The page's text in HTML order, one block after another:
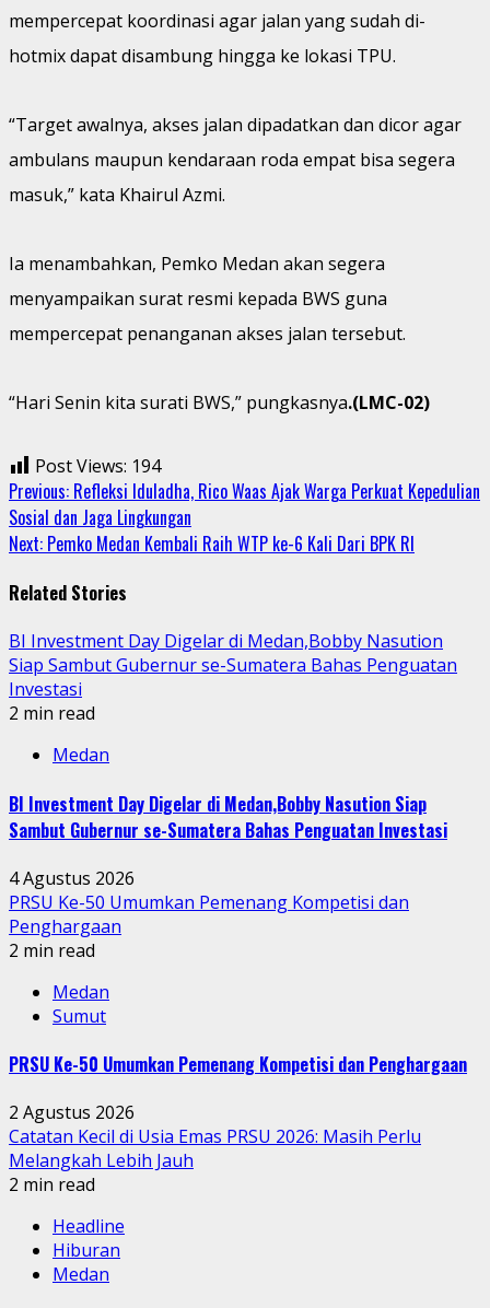
mempercepat koordinasi agar jalan yang sudah di-
hotmix dapat disambung hingga ke lokasi TPU.
“Target awalnya, akses jalan dipadatkan dan dicor agar
ambulans maupun kendaraan roda empat bisa segera
masuk,” kata Khairul Azmi.
Ia menambahkan, Pemko Medan akan segera
menyampaikan surat resmi kepada BWS guna
mempercepat penanganan akses jalan tersebut.
“Hari Senin kita surati BWS,” pungkasnya.(LMC-02)
Post Views: 194
Continue
Reading
Previous: Refleksi Iduladha, Rico Waas Ajak Warga Perkuat Kepedulian
Sosial dan Jaga Lingkungan
Next: Pemko Medan Kembali Raih WTP ke-6 Kali Dari BPK RI
Related Stories
BI Investment Day Digelar di Medan,Bobby Nasution
Siap Sambut Gubernur se-Sumatera Bahas Penguatan
Investasi
2 min read
Medan
BI Investment Day Digelar di Medan,Bobby Nasution Siap
Sambut Gubernur se-Sumatera Bahas Penguatan Investasi
4 Agustus 2026
PRSU Ke-50 Umumkan Pemenang Kompetisi dan
Penghargaan
2 min read
Medan
Sumut
PRSU Ke-50 Umumkan Pemenang Kompetisi dan Penghargaan
2 Agustus 2026
Catatan Kecil di Usia Emas PRSU 2026: Masih Perlu
Melangkah Lebih Jauh
2 min read
Headline
Hiburan
Medan